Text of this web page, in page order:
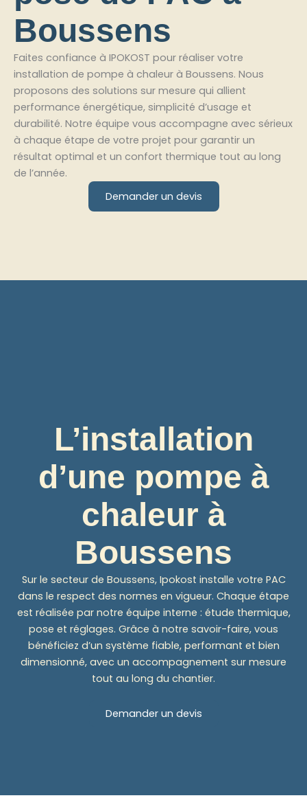
Boussens
Faites confiance à IPOKOST pour réaliser votre
installation de pompe à chaleur à Boussens. Nous
proposons des solutions sur mesure qui allient
performance énergétique, simplicité d’usage et
durabilité. Notre équipe vous accompagne avec sérieux
à chaque étape de votre projet pour garantir un
résultat optimal et un confort thermique tout au long
de l’année.
Demander un devis
L’installation
d’une pompe à
chaleur à
Boussens
Sur le secteur de Boussens, Ipokost installe votre PAC
dans le respect des normes en vigueur. Chaque étape
est réalisée par notre équipe interne : étude thermique,
pose et réglages. Grâce à notre savoir-faire, vous
bénéficiez d’un système fiable, performant et bien
dimensionné, avec un accompagnement sur mesure
tout au long du chantier.
Demander un devis